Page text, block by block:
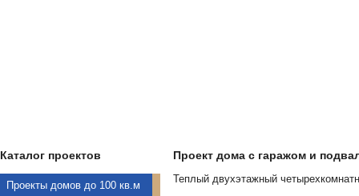
Каталог проектов
Проекты домов до 100 кв.м
Проект дома с гаражом и
Теплый двухэтажный